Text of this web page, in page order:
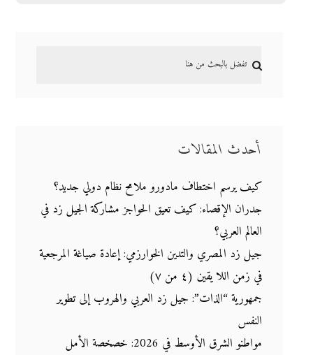
أحدث المقالات
كيف يرسم اختطاف مادورو ملامح نظام دولي جديد؟
جدران الإقصاء: كيف تعيق الحواجز مشاركة الجيل زد في
العالم العربي؟
جيل زد المصري والتدين الخوارزمي: إعادة صياغة المرجعية
في زمن اللا يقين (٤ من ٧)
جمهورية “الذات”: جيل زد العربي والهروب إلى تطوير
النفس
مواطنو الشرق الأوسط في 2026: خصخصة الأمل